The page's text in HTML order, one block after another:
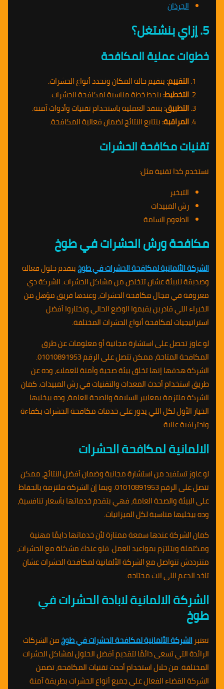
الجرذان
5. إزاي بنشتغل؟
خطوات عملية المكافحة
التقييم:بنقيم حالة المكان ونحدد أنواع الحشرات.
التخطيط:بنحط خطة مناسبة لمكافحة الحشرات.
التطبيق:بننفذ العملية باستخدام تقنيات وأدوات آمنة.
المراقبة:بنتابع النتائج لضمان فعالية المكافحة.
تقنيات مكافحة الحشرات
نستخدم كذا تقنية مثل:
التبخير
رش المبيدات
الطعوم السامة
مكافحة ورش الحشرات في طوخ
الشركة الألمانية لمكافحة الحشرات في طوخبتقدم حلول فعالة
وصديقة للبيئة عشان تتخلص من مشاكل الحشرات. الشركة دي
معروفة في مجال مكافحة الحشرات، وعندها فريق مؤهل من
الخبراء اللي قادرين يقيموا الوضع الحالي ويختاروا أفضل
استراتيجيات لمكافحة أنواع الحشرات المختلفة.
لو عاوز تحصل على استشارة مجانية أو معلومات عن طرق
المكافحة المتاحة، ممكن تتصل على الرقم 01010891953.
الشركة هدفها إنها تخلق بيئة صحية وآمنة للعملاء، وده عن
طريق استخدام أحدث المعدات والتقنيات في رش المبيدات. كمان
الشركة ملتزمة بمعايير السلامة والصحة العامة، وده بيخليها
الخيار الأول لكل اللي يدور على خدمات مكافحة الحشرات بكفاءة
واحترافية عالية.
الالمانية لمكافحة الحشرات
لو عاوز تستفيد من استشارة مجانية وضمان أفضل النتائج، ممكن
تتصل على الرقم 01010891953. وبما إن الشركة ملتزمة بالحفاظ
على البيئة والصحة العامة، فهي بتقدم خدماتها بأسعار تنافسية،
وده بيخليها مناسبة لكل الميزانيات.
كمان الشركة عندها سمعة ممتازة لأن خدماتها دايمًا مهنية
ومكتملة وبتلتزم بمواعيد العمل. فلو عندك مشكلة مع الحشرات،
متترددش تتواصل مع الشركة الألمانية لمكافحة الحشرات عشان
تاخد الدعم اللي انت محتاجه.
الشركة الالمانية لابادة الحشرات في
طوخ
تعتبرالشركة الألمانية لمكافحة الحشرات في طوخمن الشركات
الرائدة التي تسعى دائمًا لتقديم أفضل الحلول لمشاكل الحشرات
المختلفة. من خلال استخدام أحدث تقنيات المكافحة، تضمن
الشركة القضاء الفعال على جميع أنواع الحشرات بطريقة آمنة